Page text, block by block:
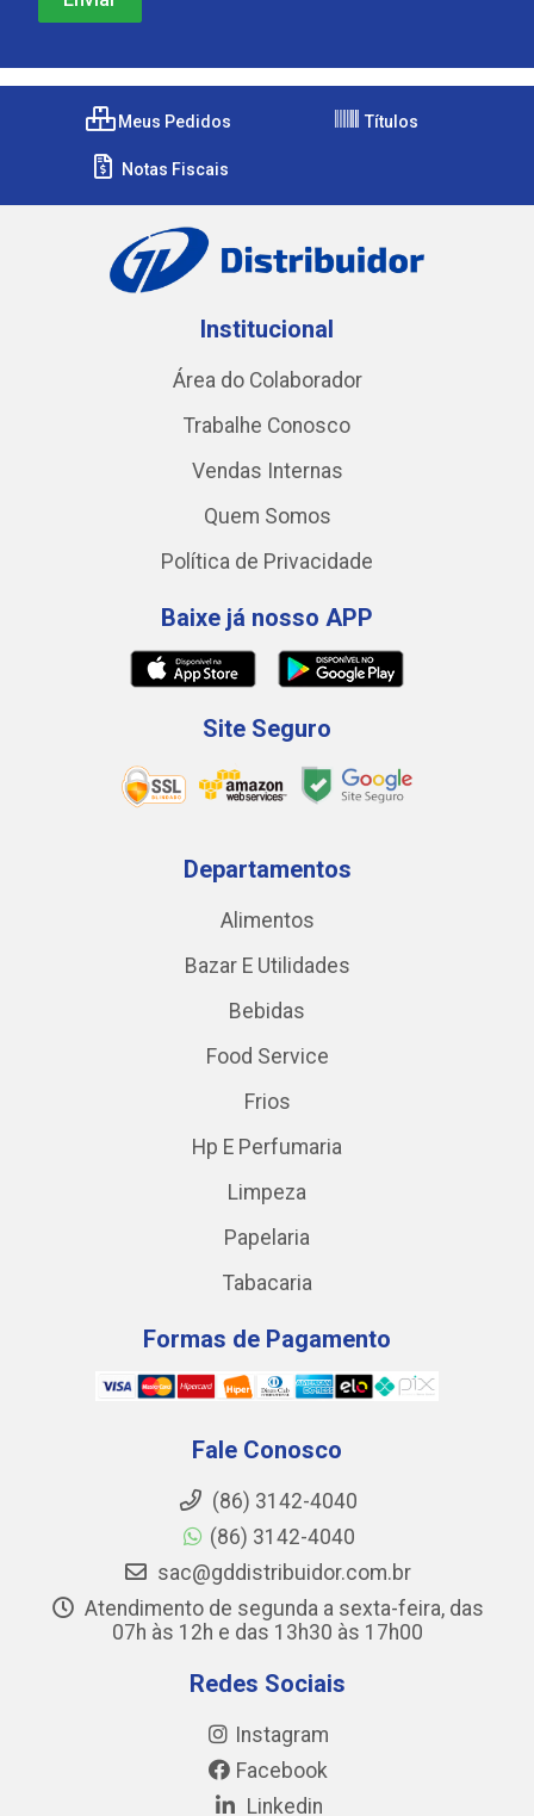
Meus Pedidos Títulos
Notas Fiscais
Institucional
Área do Colaborador
Trabalhe Conosco
Vendas Internas
Quem Somos
Política de Privacidade
Baixe já nosso APP
Site Seguro
Departamentos
Alimentos
Bazar E Utilidades
Bebidas
Food Service
Frios
Hp E Perfumaria
Limpeza
Papelaria
Tabacaria
Formas de Pagamento
Fale Conosco
(86) 3142-4040
(86) 3142-4040
sac@gddistribuidor.com.br
Atendimento de segunda a sexta-feira, das
07h às 12h e das 13h30 às 17h00
Redes Sociais
Instagram
Facebook
Linkedin